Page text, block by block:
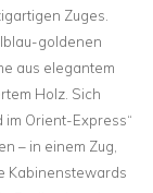
Zuges.
goldenen
aus elegantem
Holz. Sich
im Orient-Express“
– in einem Zug,
Kabinenstewards